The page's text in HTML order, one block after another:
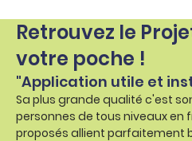
Retrouvez le
votre poche !
"Application utile et
Sa plus grande qualité c'est
personnes de tous niveaux en
proposés allient parfaitement